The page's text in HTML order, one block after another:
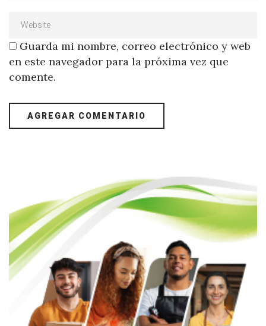
Guarda mi nombre, correo electrónico y web
en este navegador para la próxima vez que
comente.